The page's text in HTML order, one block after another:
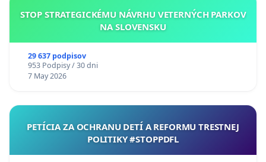
STOP STRATEGICKÉMU NÁVRHU VETERNÝCH PARKOV
NA SLOVENSKU
29 637 podpisov
953 Podpisy / 30 dni
7 May 2026
PETÍCIA ZA OCHRANU DETÍ A REFORMU TRESTNEJ
POLITIKY #STOPPDFL